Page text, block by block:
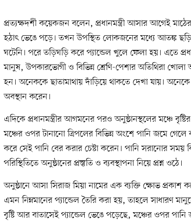
প্রত্যক্ষদর্শী কয়েকজন বলেন, প্রধানমন্ত্রী আসার আগেই
হঠাৎ ভেঙে পড়ে। তখন উপস্থিত লোকজনের মধ্যে আতঙ্ক
ঘটেনি। পরে তড়িঘড়ি করে প্যান্ডেল খুলে ফেলা হয়। এতে
মানুষ, উপকারভোগী ও বিভিন্ন শ্রেণি-পেশার অতিথিরা
হন। অনেককে ছাতামাথায় দাঁড়িয়ে থাকতে দেখা যায়।
অবস্থান করেন।
এদিকে প্রধানমন্ত্রীর আগমনের পরও অনুষ্ঠানস্থলের মঞ্চে
মঞ্চের ওপর টানানো ত্রিপলের বিভিন্ন অংশে পানি জমে গেলে
করে সেই পানি বের করার চেষ্টা করেন। পানি সরানোর
পরিস্থিতিতে অনুষ্ঠানের প্রস্তুতি ও ব্যবস্থাপনা নিয়ে প্রশ্ন ওঠে।
অনুষ্ঠানে আসা সিরাজ মিয়া নামের এক ব্যক্তি ক্ষোভ প্রকাশ
এমন নিম্নমানের প্যান্ডেল তৈরি করা হয়, তাহলে সাধারণ
বৃষ্টি আর বাতাসেই প্যান্ডেল ভেঙে পড়েছে, মঞ্চের ওপর